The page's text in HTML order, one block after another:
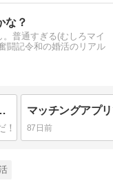
な？
普通すぎる(むしろマイ
闘記令和の婚活のリアル
ドアウトした話③
87日前